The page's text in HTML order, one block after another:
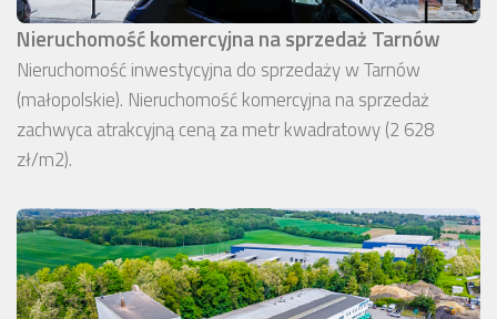
Nieruchomość komercyjna na sprzedaż Tarnów
Nieruchomość inwestycyjna do sprzedaży w Tarnów
(małopolskie). Nieruchomość komercyjna na sprzedaż
zachwyca atrakcyjną ceną za metr kwadratowy (2 628
zł/m2).